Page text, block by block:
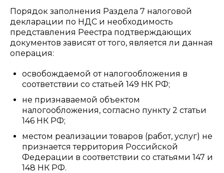
Порядок заполнения Раздела 7 налоговой
декларации по НДС и необходимость
представления Реестра подтверждающих
документов зависят от того, является ли данная
операция:
освобождаемой от налогообложения в
соответствии со статьей 149 НК РФ;
не признаваемой объектом
налогообложения, согласно пункту 2 статьи
146 НК РФ;
местом реализации товаров (работ, услуг) не
признается территория Российской
Федерации в соответствии со статьями 147 и
148 НК РФ.